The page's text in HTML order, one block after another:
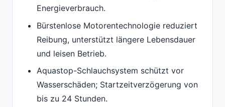
Energieverbrauch.
Bürstenlose Motorentechnologie reduziert
Reibung, unterstützt längere Lebensdauer
und leisen Betrieb.
Aquastop-Schlauchsystem schützt vor
Wasserschäden; Startzeitverzögerung von
bis zu 24 Stunden.